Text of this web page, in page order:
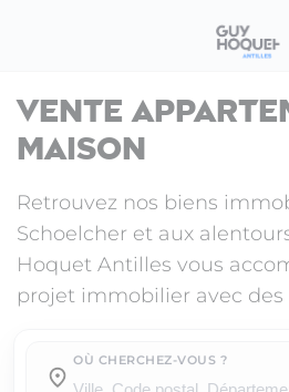
Vente
maison
Retrouvez nos biens
Schoelcher et aux
Hoquet Antilles vous
projet immobilier avec des
OÙ CHERCHEZ-VOUS ?